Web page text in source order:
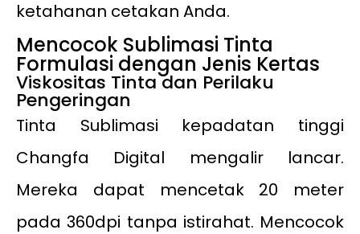
ketahanan cetakan Anda.
Mencocok Sublimasi Tinta
Formulasi dengan Jenis Kertas
Viskositas Tinta dan Perilaku
Pengeringan
Tinta Sublimasi kepadatan tinggi
Changfa Digital mengalir lancar.
Mereka dapat mencetak 20 meter
pada 360dpi tanpa istirahat. Mencocok